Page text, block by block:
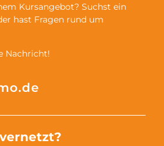
Kursangebot? Suchst ein
hast Fragen rund um
Nachricht!